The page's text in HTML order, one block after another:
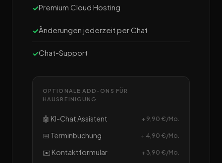
Premium Cloud Hosting
Änderungen jederzeit per Chat
Chat-Support
OPTIONALE ADD-ONS FÜR
HAUSREINIGUNG
🤖 KI-Chat Assistent + 9,90 €/Mo.
📅 Terminbuchung + 4,90 €/Mo.
✉️ Kontaktformular + 3,90 €/Mo.